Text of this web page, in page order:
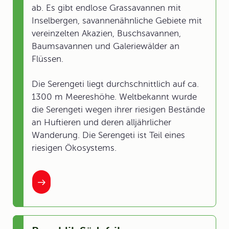
ab. Es gibt endlose Grassavannen mit
Inselbergen, savannenähnliche Gebiete mit
vereinzelten Akazien, Buschsavannen,
Baumsavannen und Galeriewälder an
Flüssen.
Die Serengeti liegt durchschnittlich auf ca.
1300 m Meereshöhe. Weltbekannt wurde
die Serengeti wegen ihrer riesigen Bestände
an Huftieren und deren alljährlicher
Wanderung. Die Serengeti ist Teil eines
riesigen Ökosystems.